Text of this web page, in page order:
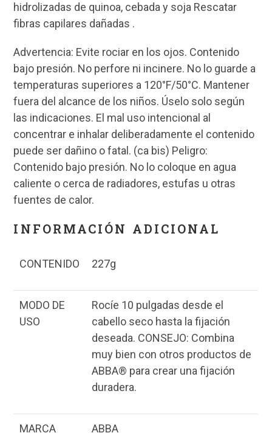
hidrolizadas de quinoa, cebada y soja Rescatar
fibras capilares dañadas .
Advertencia: Evite rociar en los ojos. Contenido
bajo presión. No perfore ni incinere. No lo guarde a
temperaturas superiores a 120°F/50°C. Mantener
fuera del alcance de los niños. Úselo solo según
las indicaciones. El mal uso intencional al
concentrar e inhalar deliberadamente el contenido
puede ser dañino o fatal. (ca bis) Peligro:
Contenido bajo presión. No lo coloque en agua
caliente o cerca de radiadores, estufas u otras
fuentes de calor.
INFORMACIÓN ADICIONAL
CONTENIDO 227g
MODO DE
USO
Rocíe 10 pulgadas desde el
cabello seco hasta la fijación
deseada. CONSEJO: Combina
muy bien con otros productos de
ABBA® para crear una fijación
duradera.
MARCA ABBA